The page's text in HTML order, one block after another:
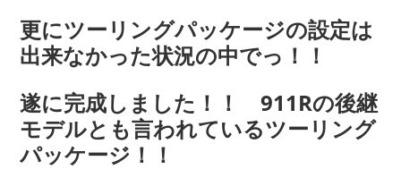
更にツーリングパッケージの設定は
出来なかった状況の中でっ！！
遂に完成しました！！ 911Rの後継
モデルとも言われているツーリング
パッケージ！！